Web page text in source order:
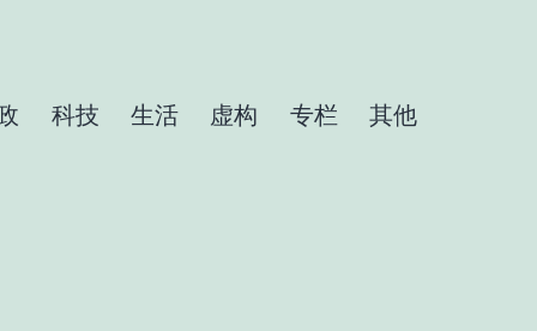
科技 生活 虚构 专栏 其他